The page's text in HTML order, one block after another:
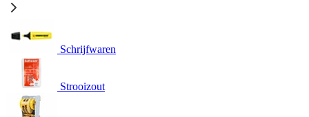
Schrijfwaren
Strooizout